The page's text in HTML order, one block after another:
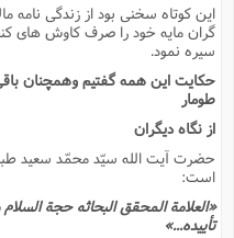
این کوتاه سخنى بود از زندگى نامه
گران مایه خود را صرف کاوش هاى
سیره نمود.
حکایت این همه گفتیم وهمچنان
طومار
از نگاه دیگران
حضرت آیت الله سیّد محمّد سعید
است:
«العلامة المحقق البحاثه حجة
تأییده...»